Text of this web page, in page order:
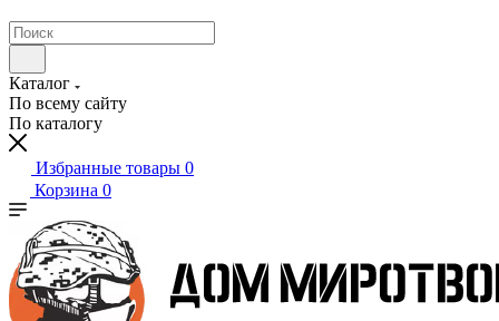
Каталог
По всему сайту
По каталогу
Избранные товары 0
Корзина 0